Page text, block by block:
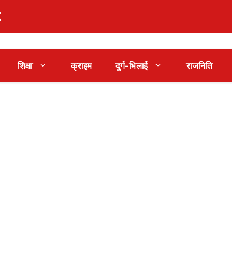
शिक्षा क्राइम दुर्ग-भिलाई राजनिति